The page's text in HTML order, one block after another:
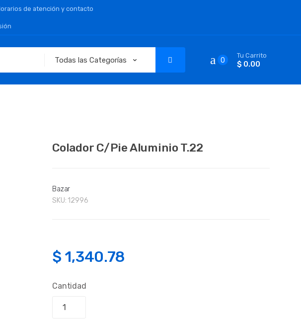
de atención y contacto
0
Tu Carrito
$ 0.00
Colador C/Pie Aluminio T.22
Bazar
SKU: 12996
$ 1,340.78
Cantidad